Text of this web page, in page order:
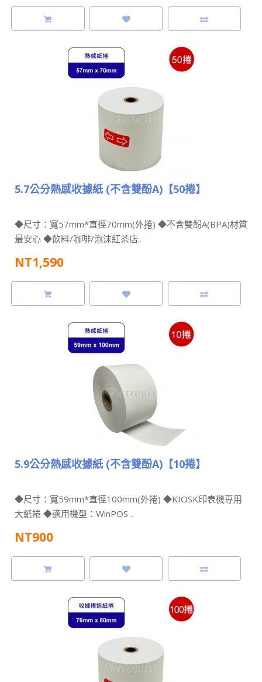
5.7公分熱感收據紙 (不含雙酚A)【50捲】
◆尺寸：寬57mm*直徑70mm(外捲) ◆不含雙酚A(BPA)材質
最安心 ◆飲料/咖啡/泡沫紅茶店..
NT1,590
5.9公分熱感收據紙 (不含雙酚A)【10捲】
◆尺寸：寬59mm*直徑100mm(外捲) ◆KIOSK印表機專用
大紙捲 ◆適用機型：WinPOS ..
NT900